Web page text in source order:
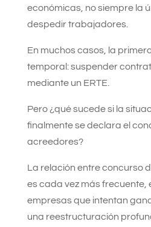
económicas, no siempre la
despedir trabajadores.
En muchos casos, la
temporal: suspender
mediante un ERTE.
Pero ¿qué sucede si la
finalmente se declara el
acreedores?
La relación entre concurso
es cada vez más frecuente,
empresas que intentan
una reestructuración